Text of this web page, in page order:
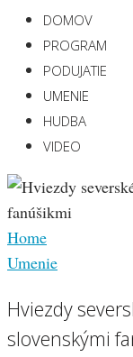
DOMOV
PROGRAM
PODUJATIE
UMENIE
HUDBA
VIDEO
Home
Umenie
Hviezdy
slovenskými